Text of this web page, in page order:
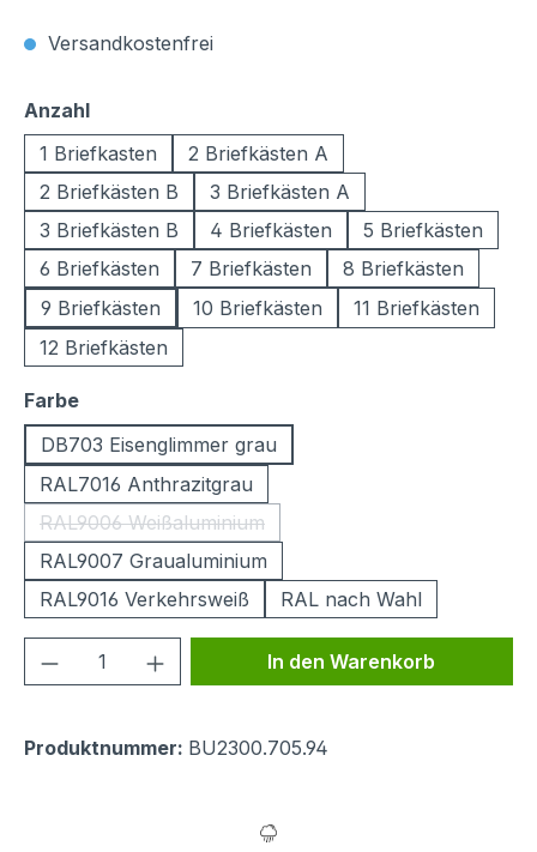
Versandkostenfrei
Anzahlauswählen
1 Briefkasten
2 Briefkästen A
2 Briefkästen B
3 Briefkästen A
3 Briefkästen B
4 Briefkästen
5 Briefkästen
6 Briefkästen
7 Briefkästen
8 Briefkästen
9 Briefkästen
10 Briefkästen
11 Briefkästen
12 Briefkästen
Farbeauswählen
DB703 Eisenglimmer grau
RAL7016 Anthrazitgrau
RAL9006 Weißaluminium
(Diese Option ist zurzeit nicht verfügbar.)
RAL9007 Graualuminium
RAL9016 Verkehrsweiß
RAL nach Wahl
Produkt Anzahl: Gib denIn den Warenkorb
Produktnummer: BU2300.705.94